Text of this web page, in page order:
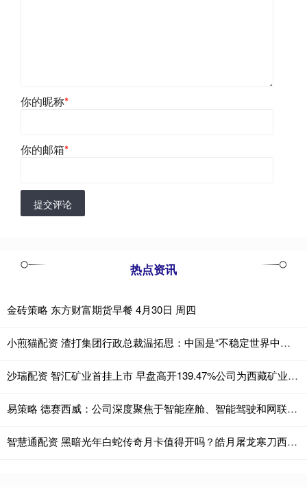
你的昵称*
你的邮箱*
提交评论
热点资讯
金砖策略 东方财富期货早餐 4月30日 周四
小煎猫配资 渣打集团行政总裁温拓思：中国是“不稳定世界中的稳定平台”
沙瑞配资 智汇矿业首挂上市 早盘高开139.47%公司为西藏矿业企业
易策略 德赛西威：公司深度聚焦于智能座舱、智能驾驶和网联服务三大领域的全栈融合
智慧通配资 黑暗光年白蛇传奇月卡值得开吗？皓月屠龙寒刀西游充值折扣可包服